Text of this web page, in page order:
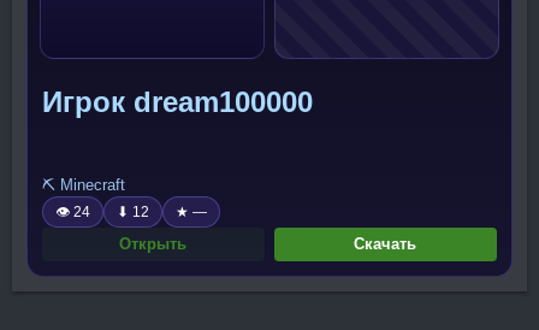
Игрок dream100000
⛏️ Minecraft
👁 24 ⬇ 12 ★ —
Открыть Скачать